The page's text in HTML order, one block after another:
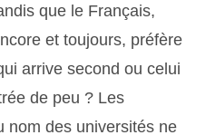
que le Français,
et toujours, préfère
arrive second ou celui
de peu ? Les
nom des universités ne